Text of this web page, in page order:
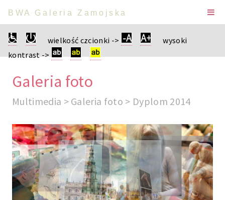
BWA Galeria Zamojska
wielkość czcionki ->
wysoki
kontrast ->
Galeria foto
Multimedia > Galeria foto > Dyplom 2014